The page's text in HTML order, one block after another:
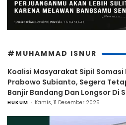
#MUHAMMAD ISNUR
Koalisi Masyarakat Sipil Somasi
Prabowo Subianto, Segera
Banjir Bandang Dan Longsor Di
Sebagai Bencana Nasional
HUKUM Kamis, 11 Desember 2025